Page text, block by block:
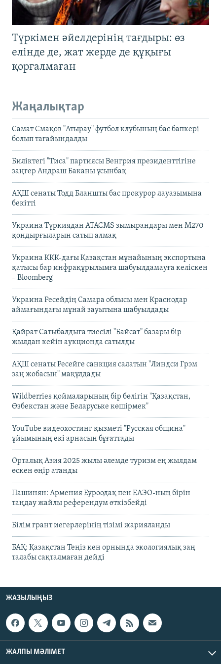
Түркімен әйелдерінің тағдыры: өз
елінде де, жат жерде де құқығы
қорғалмаған
Жаңалықтар
Самат Смақов "Атырау" футбол клубының бас бапкері
болып тағайындалды
Биліктегі "Тиса" партиясы Венгрия президенттігіне
заңгер Андраш Баканы ұсынбақ
АҚШ сенаты Тодд Бланшты бас прокурор лауазымына
бекітті
Украина Түркиядан ATACMS зымырандары мен M270
қондырғыларын сатып алмақ
Украина КҚК-дағы Қазақстан мұнайының экспортына
қатысы бар инфрақұрылымға шабуылдамауға келіскен
– Bloomberg
Украина Ресейдің Самара облысы мен Краснодар
аймағындағы мұнай зауытына шабуылдады
Қайрат Сатыбалдыға тиесілі "Байсат" базары бір
жылдан кейін аукционда сатылды
АҚШ сенаты Ресейге санкция салатын "Линдси Грэм
заң жобасын" мақұлдады
Wildberries қоймаларының бір бөлігін "Қазақстан,
Өзбекстан және Беларуське көшірмек"
YouTube видеохостинг қызметі "Русская община"
ұйымының екі арнасын бұғаттады
Орталық Азия 2025 жылы әлемде туризм ең жылдам
өскен өңір атанды
Пашинян: Армения Еуроодақ пен ЕАЭО-ның бірін
таңдау жайлы референдум өткізбейді
Білім грант иегерлерінің тізімі жарияланды
БАҚ: Қазақстан Теңіз кен орнында экологиялық заң
талабы сақталмаған дейді
ЖАЗЫЛЫҢЫЗ
ЖАЛПЫ МӘЛІМЕТ